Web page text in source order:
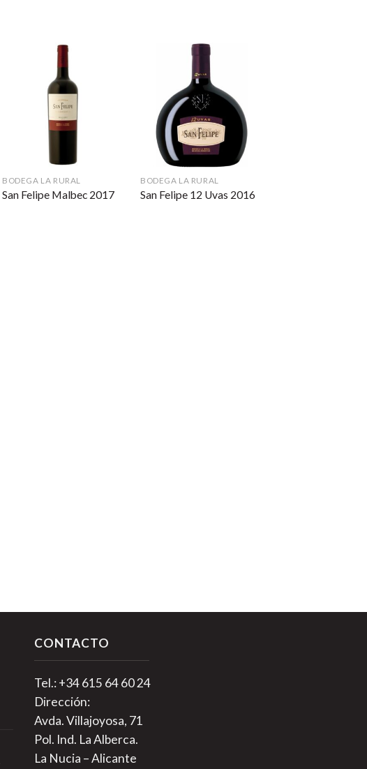
BODEGA LA RURAL
San Felipe Malbec 2017
BODEGA LA RURAL
San Felipe 12 Uvas 2016
CONTACTO
Tel.: +34 615 64 60 24
Dirección:
Avda. Villajoyosa, 71
Pol. Ind. La Alberca.
La Nucia – Alicante